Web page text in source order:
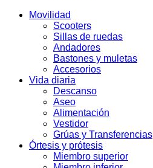
Movilidad
Scooters
Sillas de ruedas
Andadores
Bastones y muletas
Accesorios
Vida diaria
Descanso
Aseo
Alimentación
Vestidor
Grúas y Transferencias
Órtesis y prótesis
Miembro superior